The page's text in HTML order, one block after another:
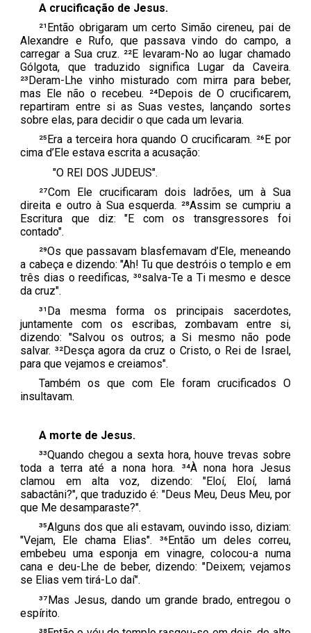
A crucificação de Jesus.
²¹Então obrigaram um certo Simão cireneu, pai de
Alexandre e Rufo, que passava vindo do campo, a
carregar a Sua cruz. ²²E levaram-No ao lugar chamado
Gólgota, que traduzido significa Lugar da Caveira.
²³Deram-Lhe vinho misturado com mirra para beber,
mas Ele não o recebeu. ²⁴Depois de O crucificarem,
repartiram entre si as Suas vestes, lançando sortes
sobre elas, para decidir o que cada um levaria.
²⁵Era a terceira hora quando O crucificaram. ²⁶E por
cima d’Ele estava escrita a acusação:
"O REI DOS JUDEUS".
²⁷Com Ele crucificaram dois ladrões, um à Sua
direita e outro à Sua esquerda. ²⁸Assim se cumpriu a
Escritura que diz: "E com os transgressores foi
contado".
²⁹Os que passavam blasfemavam d’Ele, meneando
a cabeça e dizendo: "Ah! Tu que destróis o templo e em
três dias o reedificas, ³⁰salva-Te a Ti mesmo e desce
da cruz".
³¹Da mesma forma os principais sacerdotes,
juntamente com os escribas, zombavam entre si,
dizendo: "Salvou os outros; a Si mesmo não pode
salvar. ³²Desça agora da cruz o Cristo, o Rei de Israel,
para que vejamos e creiamos".
Também os que com Ele foram crucificados O
insultavam.
A morte de Jesus.
³³Quando chegou a sexta hora, houve trevas sobre
toda a terra até a nona hora. ³⁴À nona hora Jesus
clamou em alta voz, dizendo: "Eloí, Eloí, lamá
sabactâni?", que traduzido é: "Deus Meu, Deus Meu, por
que Me desamparaste?".
³⁵Alguns dos que ali estavam, ouvindo isso, diziam:
"Vejam, Ele chama Elias". ³⁶Então um deles correu,
embebeu uma esponja em vinagre, colocou-a numa
cana e deu-Lhe de beber, dizendo: "Deixem; vejamos
se Elias vem tirá-Lo daí".
³⁷Mas Jesus, dando um grande brado, entregou o
espírito.